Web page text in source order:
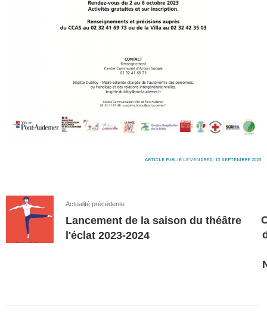
ARTICLE PUBLIÉ LE VENDREDI 15 SEPTEMBRE 2023
Actualité précédente
Lancement de la saison du théâtre
l'éclat 2023-2024